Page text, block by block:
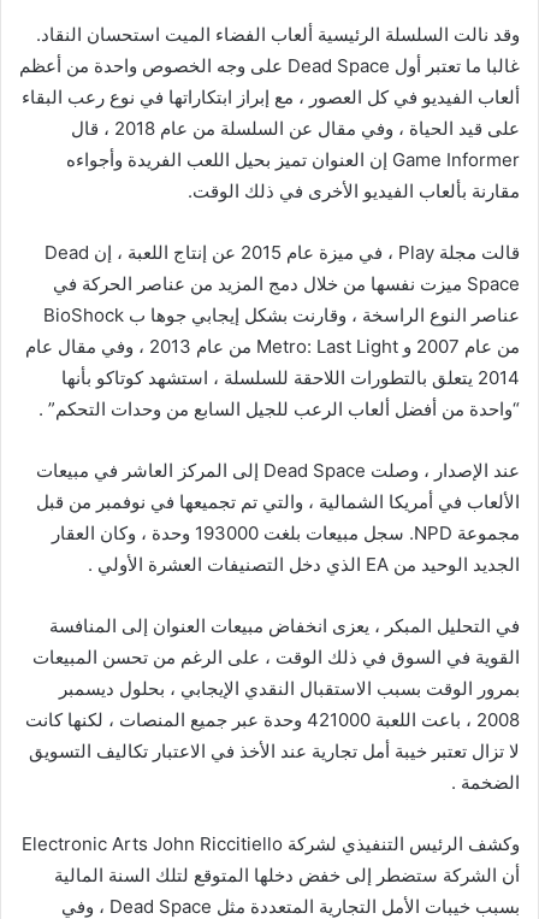
وقد نالت السلسلة الرئيسية ألعاب الفضاء الميت استحسان النقاد.
غالبا ما تعتبر أول Dead Space على وجه الخصوص واحدة من أعظم
ألعاب الفيديو في كل العصور ، مع إبراز ابتكاراتها في نوع رعب البقاء
على قيد الحياة ، وفي مقال عن السلسلة من عام 2018 ، قال
Game Informer إن العنوان تميز بحيل اللعب الفريدة وأجواءه
مقارنة بألعاب الفيديو الأخرى في ذلك الوقت.
قالت مجلة Play ، في ميزة عام 2015 عن إنتاج اللعبة ، إن Dead
Space ميزت نفسها من خلال دمج المزيد من عناصر الحركة في
عناصر النوع الراسخة ، وقارنت بشكل إيجابي جوها ب BioShock
من عام 2007 و Metro: Last Light من عام 2013 ، وفي مقال عام
2014 يتعلق بالتطورات اللاحقة للسلسلة ، استشهد كوتاكو بأنها
“واحدة من أفضل ألعاب الرعب للجيل السابع من وحدات التحكم” .
عند الإصدار ، وصلت Dead Space إلى المركز العاشر في مبيعات
الألعاب في أمريكا الشمالية ، والتي تم تجميعها في نوفمبر من قبل
مجموعة NPD. سجل مبيعات بلغت 193000 وحدة ، وكان العقار
الجديد الوحيد من EA الذي دخل التصنيفات العشرة الأولي .
في التحليل المبكر ، يعزى انخفاض مبيعات العنوان إلى المنافسة
القوية في السوق في ذلك الوقت ، على الرغم من تحسن المبيعات
بمرور الوقت بسبب الاستقبال النقدي الإيجابي ، بحلول ديسمبر
2008 ، باعت اللعبة 421000 وحدة عبر جميع المنصات ، لكنها كانت
لا تزال تعتبر خيبة أمل تجارية عند الأخذ في الاعتبار تكاليف التسويق
الضخمة .
وكشف الرئيس التنفيذي لشركة Electronic Arts John Riccitiello
أن الشركة ستضطر إلى خفض دخلها المتوقع لتلك السنة المالية
بسبب خيبات الأمل التجارية المتعددة مثل Dead Space ، وفي